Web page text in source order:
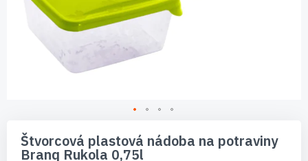
začiatok
Štvorcová plastová nádoba na potraviny
Branq Rukola 0,75l